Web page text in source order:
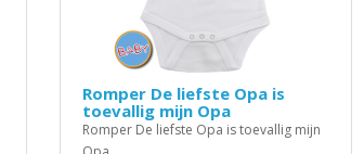
Romper De liefste Opa is
toevallig mijn Opa
Romper De liefste Opa is toevallig mijn